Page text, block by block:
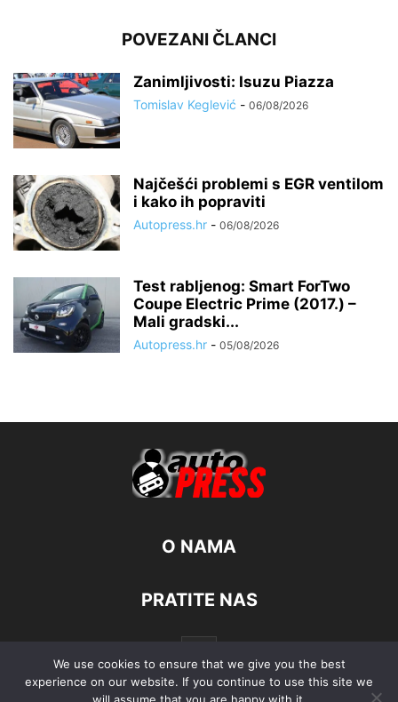
POVEZANI ČLANCI
Zanimljivosti: Isuzu Piazza
Tomislav Keglević - 06/08/2026
Najčešći problemi s EGR ventilom
i kako ih popraviti
Autopress.hr - 06/08/2026
Test rabljenog: Smart ForTwo
Coupe Electric Prime (2017.) –
Mali gradski...
Autopress.hr - 05/08/2026
O NAMA
PRATITE NAS
We use cookies to ensure that we give you the best
experience on our website. If you continue to use this site we